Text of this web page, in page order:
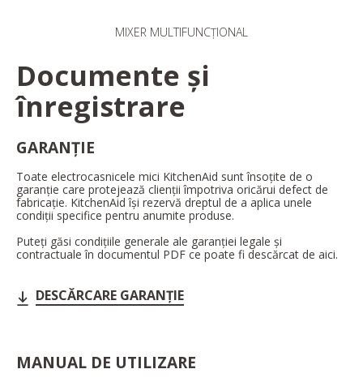
MIXER MULTIFUNCȚIONAL
Documente și
înregistrare
GARANȚIE
Toate electrocasnicele mici KitchenAid sunt însoțite de o
garanție care protejează clienții împotriva oricărui defect de
fabricație. KitchenAid își rezervă dreptul de a aplica unele
condiții specifice pentru anumite produse.
Puteți găsi condițiile generale ale garanției legale și
contractuale în documentul PDF ce poate fi descărcat de aici.
DESCĂRCARE GARANȚIE
MANUAL DE UTILIZARE